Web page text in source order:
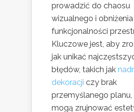
prowadzić do chaosu
wizualnego i obniżenia
funkcjonalności
Kluczowe jest, aby
jak unikać
błędów, takich jak
dekoracji czy brak
przemyślanego planu,
mogą zrujnować